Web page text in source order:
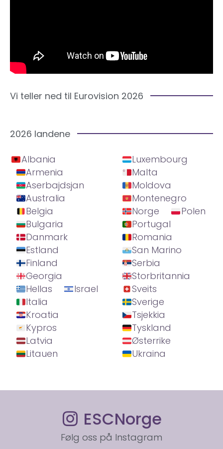
Vi teller ned til Eurovision 2026
2026 landene
Albania
Armenia
Aserbajdsjan
Australia
Belgia
Bulgaria
Danmark
Estland
Finland
Georgia
Hellas
Israel
Italia
Kroatia
Kypros
Latvia
Litauen
Luxembourg
Malta
Moldova
Montenegro
Norge
Polen
Portugal
Romania
San Marino
Serbia
Storbritannia
Sveits
Sverige
Tsjekkia
Tyskland
Østerrike
Ukraina
ESCNorge
Følg oss på Instagram